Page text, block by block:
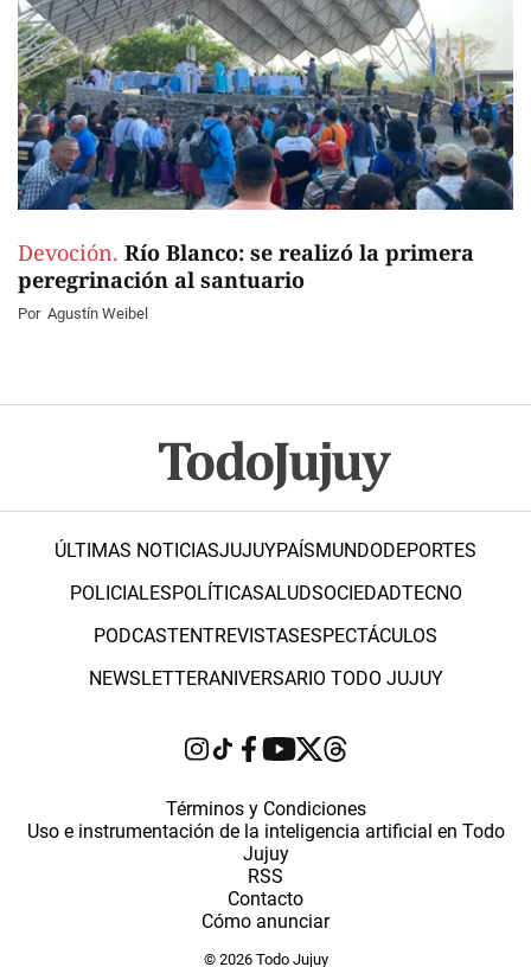
Devoción. Río Blanco: se realizó la primera
peregrinación al santuario
Por Agustín Weibel
ÚLTIMAS NOTICIASJUJUYPAÍSMUNDODEPORTES
POLICIALESPOLÍTICASALUDSOCIEDADTECNO
PODCASTENTREVISTASESPECTÁCULOS
NEWSLETTERANIVERSARIO TODO JUJUY
Términos y Condiciones
Uso e instrumentación de la inteligencia artificial en Todo
Jujuy
RSS
Contacto
Cómo anunciar
© 2026 Todo Jujuy